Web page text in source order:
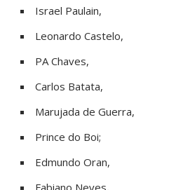
Israel Paulain,
Leonardo Castelo,
PA Chaves,
Carlos Batata,
Marujada de Guerra,
Prince do Boi;
Edmundo Oran,